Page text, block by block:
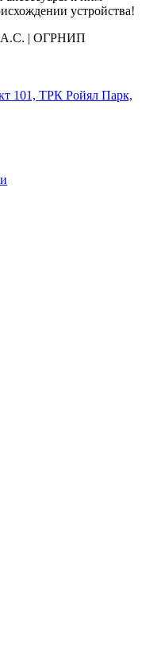
устройства!
А.С. | ОГРНИП
101, ТРК Ройял Парк,